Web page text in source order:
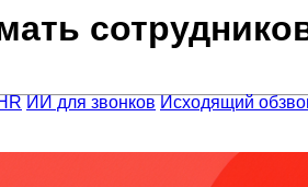
ИИ для звонков Исходящий